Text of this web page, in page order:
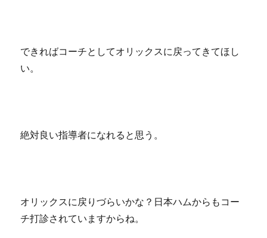
できればコーチとしてオリックスに戻ってきてほし
い。
絶対良い指導者になれると思う。
オリックスに戻りづらいかな？日本ハムからもコー
チ打診されていますからね。